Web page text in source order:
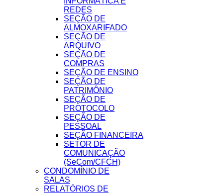
REDES
SEÇÃO DE
ALMOXARIFADO
SEÇÃO DE
ARQUIVO
SEÇÃO DE
COMPRAS
SEÇÃO DE ENSINO
SEÇÃO DE
PATRIMÔNIO
SEÇÃO DE
PROTOCOLO
SEÇÃO DE
PESSOAL
SEÇÃO FINANCEIRA
SETOR DE
COMUNICAÇÃO
(SeCom/CFCH)
CONDOMÍNIO DE
SALAS
RELATÓRIOS DE